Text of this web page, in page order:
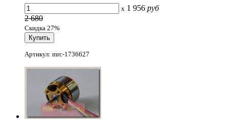
x 1 956 руб
2 680
Скидка 27%
Артикул: mrc-1736627